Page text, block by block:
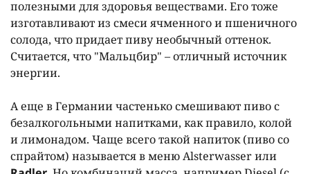
полезными для здоровья веществами. Его тоже
изготавливают из смеси ячменного и пшеничного
солода, что придает пиву необычный оттенок.
Считается, что "Мальцбир" – отличный источник
энергии.
А еще в Германии частенько смешивают пиво с
безалкогольными напитками, как правило, колой
и лимонадом. Чаще всего такой напиток (пиво со
спрайтом) называется в меню Alsterwasser или